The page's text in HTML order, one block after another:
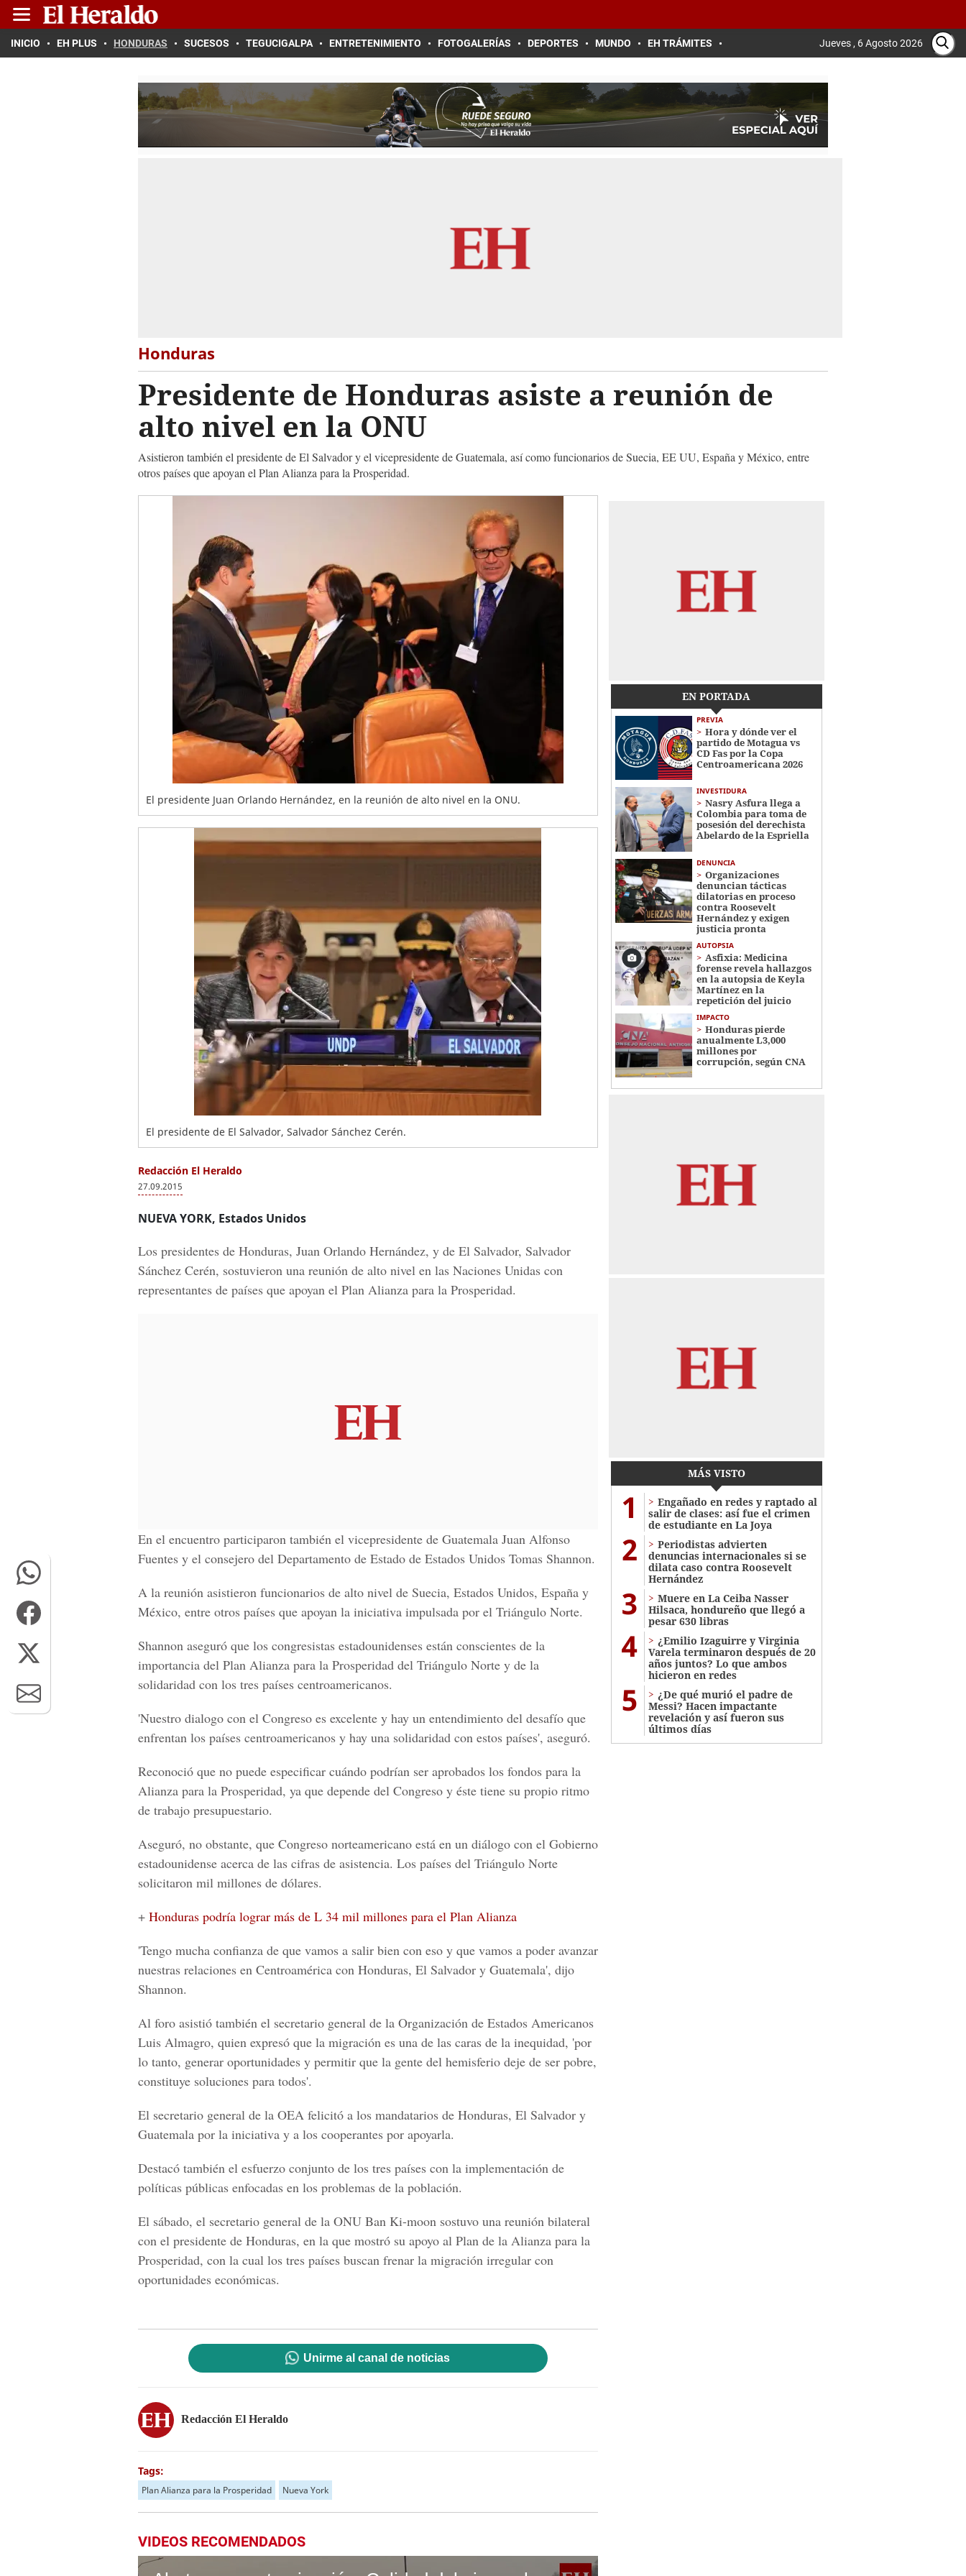
INICIO EH PLUS HONDURAS SUCESOS TEGUCIGALPA ENTRETENIMIENTO FOTOGALERÍAS DEPORTES MUNDO EH TRÁMITES Jueves , 6 Agosto 2026
Honduras
Presidente de Honduras asiste a reunión de
alto nivel en la ONU
Asistieron también el presidente de El Salvador y el vicepresidente de Guatemala, así como funcionarios de Suecia, EE UU, España y México, entre
otros países que apoyan el Plan Alianza para la Prosperidad.
El presidente Juan Orlando Hernández, en la reunión de alto nivel en la ONU.
El presidente de El Salvador, Salvador Sánchez Cerén.
Redacción El Heraldo
27.09.2015
NUEVA YORK, Estados Unidos
Los presidentes de Honduras, Juan Orlando Hernández, y de El Salvador, Salvador
Sánchez Cerén, sostuvieron una reunión de alto nivel en las Naciones Unidas con
representantes de países que apoyan el Plan Alianza para la Prosperidad.
En el encuentro participaron también el vicepresidente de Guatemala Juan Alfonso
Fuentes y el consejero del Departamento de Estado de Estados Unidos Tomas Shannon.
A la reunión asistieron funcionarios de alto nivel de Suecia, Estados Unidos, España y
México, entre otros países que apoyan la iniciativa impulsada por el Triángulo Norte.
Shannon aseguró que los congresistas estadounidenses están conscientes de la
importancia del Plan Alianza para la Prosperidad del Triángulo Norte y de la
solidaridad con los tres países centroamericanos.
'Nuestro dialogo con el Congreso es excelente y hay un entendimiento del desafío que
enfrentan los países centroamericanos y hay una solidaridad con estos países', aseguró.
Reconoció que no puede especificar cuándo podrían ser aprobados los fondos para la
Alianza para la Prosperidad, ya que depende del Congreso y éste tiene su propio ritmo
de trabajo presupuestario.
Aseguró, no obstante, que Congreso norteamericano está en un diálogo con el Gobierno
estadounidense acerca de las cifras de asistencia. Los países del Triángulo Norte
solicitaron mil millones de dólares.
+ Honduras podría lograr más de L 34 mil millones para el Plan Alianza
'Tengo mucha confianza de que vamos a salir bien con eso y que vamos a poder avanzar
nuestras relaciones en Centroamérica con Honduras, El Salvador y Guatemala', dijo
Shannon.
Al foro asistió también el secretario general de la Organización de Estados Americanos
Luis Almagro, quien expresó que la migración es una de las caras de la inequidad, 'por
lo tanto, generar oportunidades y permitir que la gente del hemisferio deje de ser pobre,
constituye soluciones para todos'.
El secretario general de la OEA felicitó a los mandatarios de Honduras, El Salvador y
Guatemala por la iniciativa y a los cooperantes por apoyarla.
Destacó también el esfuerzo conjunto de los tres países con la implementación de
políticas públicas enfocadas en los problemas de la población.
El sábado, el secretario general de la ONU Ban Ki-moon sostuvo una reunión bilateral
con el presidente de Honduras, en la que mostró su apoyo al Plan de la Alianza para la
Prosperidad, con la cual los tres países buscan frenar la migración irregular con
oportunidades económicas.
Unirme al canal de noticias
Redacción El Heraldo
Tags:
Plan Alianza para la Prosperidad Nueva York
VIDEOS RECOMENDADOS
EN PORTADA
PREVIA
Hora y dónde ver el
partido de Motagua vs
CD Fas por la Copa
Centroamericana 2026
INVESTIDURA
Nasry Asfura llega a
Colombia para toma de
posesión del derechista
Abelardo de la Espriella
DENUNCIA
Organizaciones
denuncian tácticas
dilatorias en proceso
contra Roosevelt
Hernández y exigen
justicia pronta
AUTOPSIA
Asfixia: Medicina
forense revela hallazgos
en la autopsia de Keyla
Martínez en la
repetición del juicio
IMPACTO
Honduras pierde
anualmente L3,000
millones por
corrupción, según CNA
MÁS VISTO
1
Engañado en redes y raptado al
salir de clases: así fue el crimen
de estudiante en La Joya
2
Periodistas advierten
denuncias internacionales si se
dilata caso contra Roosevelt
Hernández
3
Muere en La Ceiba Nasser
Hilsaca, hondureño que llegó a
pesar 630 libras
4
¿Emilio Izaguirre y Virginia
Varela terminaron después de 20
años juntos? Lo que ambos
hicieron en redes
5
¿De qué murió el padre de
Messi? Hacen impactante
revelación y así fueron sus
últimos días